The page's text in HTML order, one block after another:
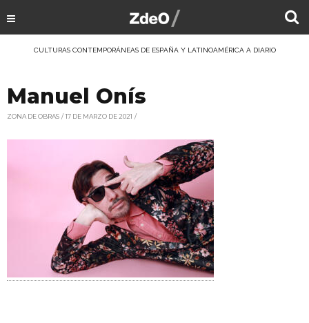
CULTURAS CONTEMPORÁNEAS DE ESPAÑA Y LATINOAMÉRICA A DIARIO
Manuel Onís
ZONA DE OBRAS 17 DE MARZO DE 2021